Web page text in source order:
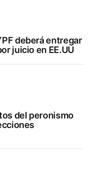
deberá entregar
juicio en EE.UU
del peronismo